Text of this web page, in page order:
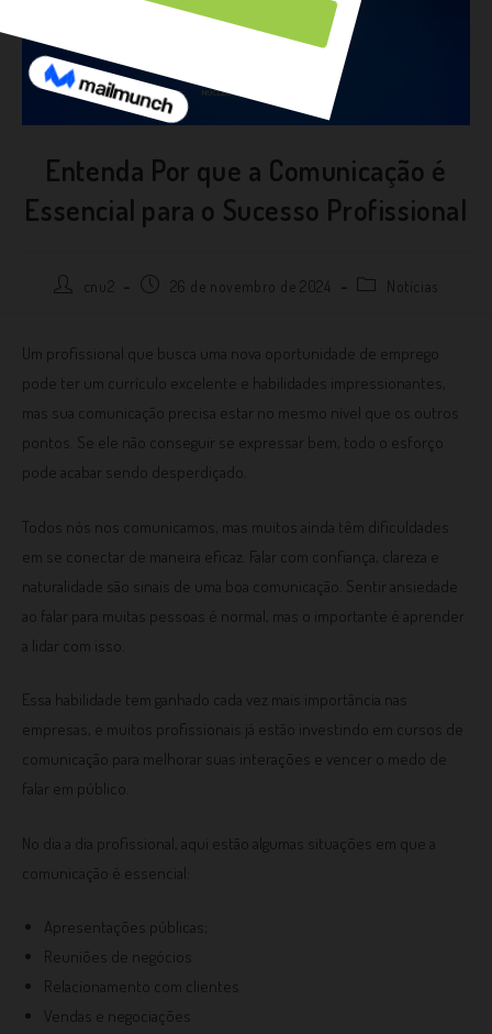
Entenda Por que a Comunicação é
Essencial para o Sucesso Profissional
cnu2 26 de novembro de 2024 Notícias
Um profissional que busca uma nova oportunidade de emprego
pode ter um currículo excelente e habilidades impressionantes,
mas sua comunicação precisa estar no mesmo nível que os outros
pontos. Se ele não conseguir se expressar bem, todo o esforço
pode acabar sendo desperdiçado.
Todos nós nos comunicamos, mas muitos ainda têm dificuldades
em se conectar de maneira eficaz. Falar com confiança, clareza e
naturalidade são sinais de uma boa comunicação. Sentir ansiedade
ao falar para muitas pessoas é normal, mas o importante é aprender
a lidar com isso.
Essa habilidade tem ganhado cada vez mais importância nas
empresas, e muitos profissionais já estão investindo em cursos de
comunicação para melhorar suas interações e vencer o medo de
falar em público.
No dia a dia profissional, aqui estão algumas situações em que a
comunicação é essencial:
Apresentações públicas;
Reuniões de negócios
Relacionamento com clientes
Vendas e negociações